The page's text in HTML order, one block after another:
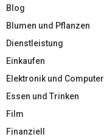
Blog
Blumen und Pflanzen
Dienstleistung
Einkaufen
Elektronik und Computer
Essen und Trinken
Film
Finanziell